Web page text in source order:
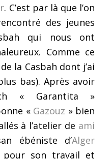
. C’est par là que l’on
des jeunes
qui nous ont
Comme ce
la Casbah dont j’ai
bas). Après avoir
« Garantita »
« Gazouz » bien
à l’atelier de ami
ébéniste d’Alger
pour son travail et